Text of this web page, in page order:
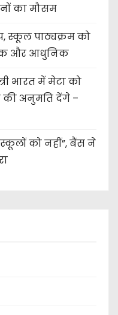
का मौसम
स्कूल पाठ्यक्रम को
और आधुनिक
भारत में मेटा को
की अनुमति देंगे –
को नहीं”, बैंस ने